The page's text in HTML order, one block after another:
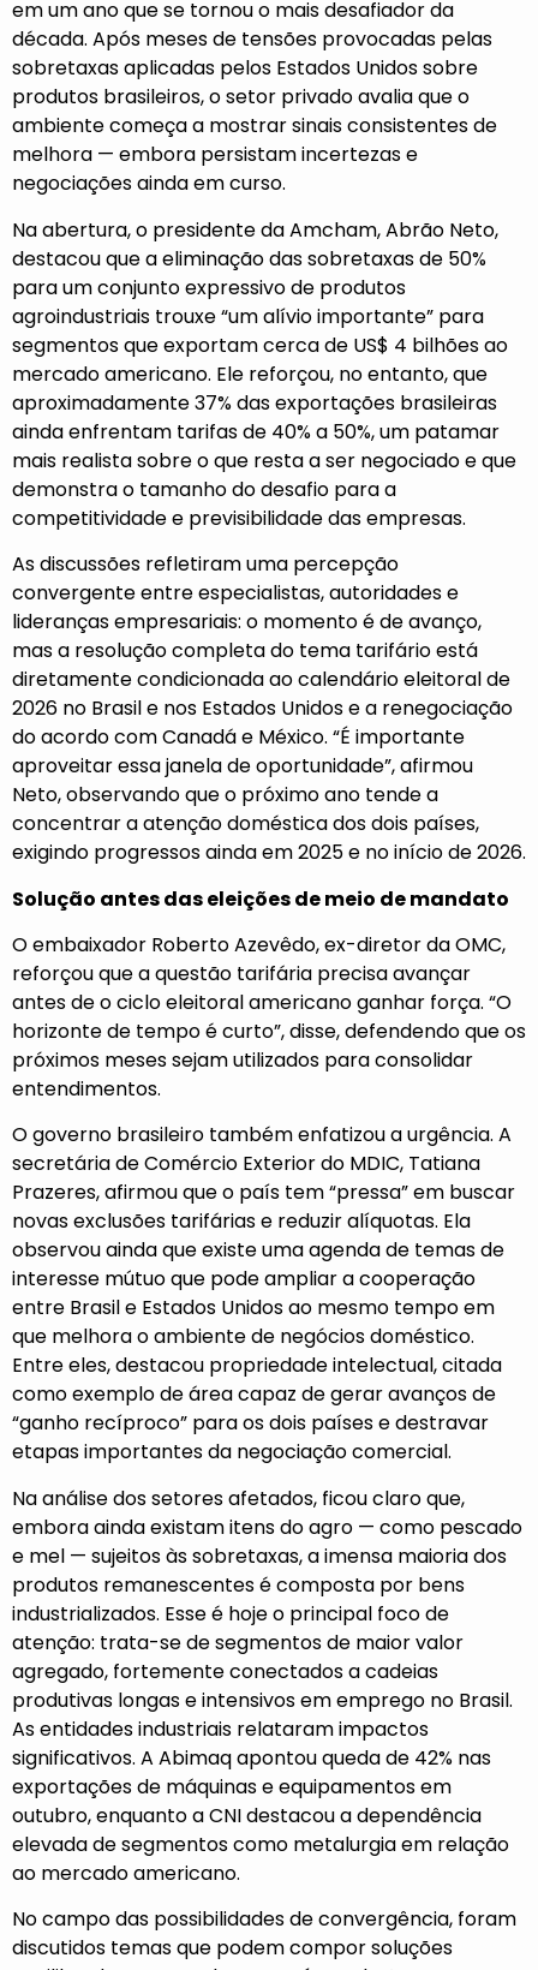
em um ano que se tornou o mais desafiador da
década. Após meses de tensões provocadas pelas
sobretaxas aplicadas pelos Estados Unidos sobre
produtos brasileiros, o setor privado avalia que o
ambiente começa a mostrar sinais consistentes de
melhora — embora persistam incertezas e
negociações ainda em curso.
Na abertura, o presidente da Amcham, Abrão Neto,
destacou que a eliminação das sobretaxas de 50%
para um conjunto expressivo de produtos
agroindustriais trouxe “um alívio importante” para
segmentos que exportam cerca de US$ 4 bilhões ao
mercado americano. Ele reforçou, no entanto, que
aproximadamente 37% das exportações brasileiras
ainda enfrentam tarifas de 40% a 50%, um patamar
mais realista sobre o que resta a ser negociado e que
demonstra o tamanho do desafio para a
competitividade e previsibilidade das empresas.
As discussões refletiram uma percepção
convergente entre especialistas, autoridades e
lideranças empresariais: o momento é de avanço,
mas a resolução completa do tema tarifário está
diretamente condicionada ao calendário eleitoral de
2026 no Brasil e nos Estados Unidos e a renegociação
do acordo com Canadá e México. “É importante
aproveitar essa janela de oportunidade”, afirmou
Neto, observando que o próximo ano tende a
concentrar a atenção doméstica dos dois países,
exigindo progressos ainda em 2025 e no início de 2026.
Solução antes das eleições de meio de mandato
O embaixador Roberto Azevêdo, ex-diretor da OMC,
reforçou que a questão tarifária precisa avançar
antes de o ciclo eleitoral americano ganhar força. “O
horizonte de tempo é curto”, disse, defendendo que os
próximos meses sejam utilizados para consolidar
entendimentos.
O governo brasileiro também enfatizou a urgência. A
secretária de Comércio Exterior do MDIC, Tatiana
Prazeres, afirmou que o país tem “pressa” em buscar
novas exclusões tarifárias e reduzir alíquotas. Ela
observou ainda que existe uma agenda de temas de
interesse mútuo que pode ampliar a cooperação
entre Brasil e Estados Unidos ao mesmo tempo em
que melhora o ambiente de negócios doméstico.
Entre eles, destacou propriedade intelectual, citada
como exemplo de área capaz de gerar avanços de
“ganho recíproco” para os dois países e destravar
etapas importantes da negociação comercial.
Na análise dos setores afetados, ficou claro que,
embora ainda existam itens do agro — como pescado
e mel — sujeitos às sobretaxas, a imensa maioria dos
produtos remanescentes é composta por bens
industrializados. Esse é hoje o principal foco de
atenção: trata-se de segmentos de maior valor
agregado, fortemente conectados a cadeias
produtivas longas e intensivos em emprego no Brasil.
As entidades industriais relataram impactos
significativos. A Abimaq apontou queda de 42% nas
exportações de máquinas e equipamentos em
outubro, enquanto a CNI destacou a dependência
elevada de segmentos como metalurgia em relação
ao mercado americano.
No campo das possibilidades de convergência, foram
discutidos temas que podem compor soluções